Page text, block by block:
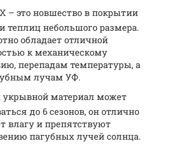
– это новшество в покрытии
теплиц небольшого размера.
обладает отличной
к механическому
перепадам температуры, а
лучам УФ.
материал может
до 6 сезонов, он отлично
влагу и препятствуют
пагубных лучей солнца.